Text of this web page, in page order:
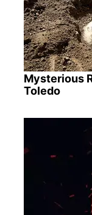
Mysterious
Toledo